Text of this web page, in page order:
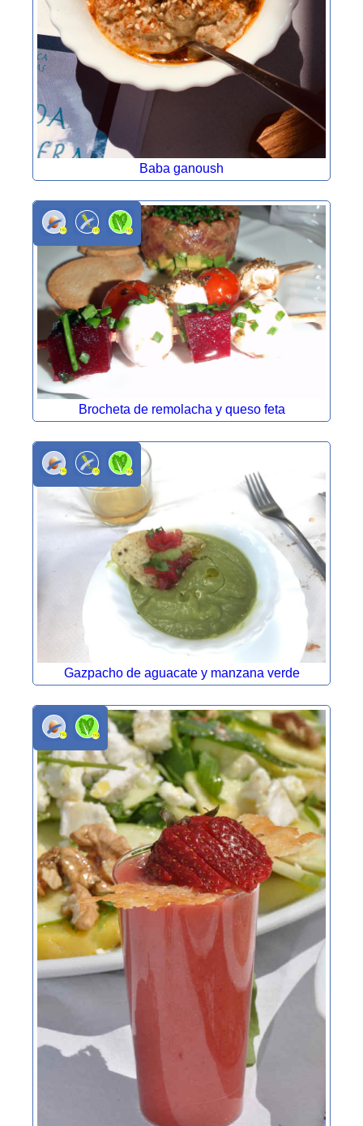
Baba ganoush
Brocheta de remolacha y queso feta
Gazpacho de aguacate y manzana verde